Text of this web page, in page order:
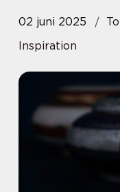
02 juni 2025
Inspiration